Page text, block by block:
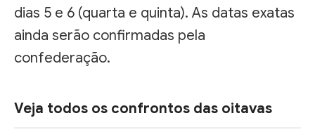
dias 5 e 6 (quarta e quinta). As datas exatas
ainda serão confirmadas pela
confederação.
Veja todos os confrontos das oitavas